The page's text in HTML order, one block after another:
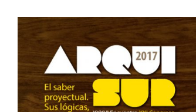
Ver
imagen
grande